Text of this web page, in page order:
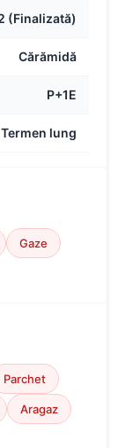
(Finalizată)
Cărămidă
P+1E
Termen lung
Gaze
Parchet
Aragaz